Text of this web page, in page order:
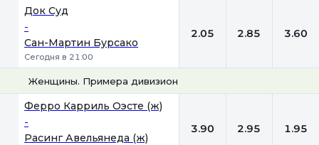
Док Суд
-
Сан-Мартин Бурсако
Сегодня в 21:00
2.05 2.85 3.60
Женщины. Примера дивизион
Ферро Карриль Оэсте (ж)
-
Расинг Авельянеда (ж)
3.90 2.95 1.95